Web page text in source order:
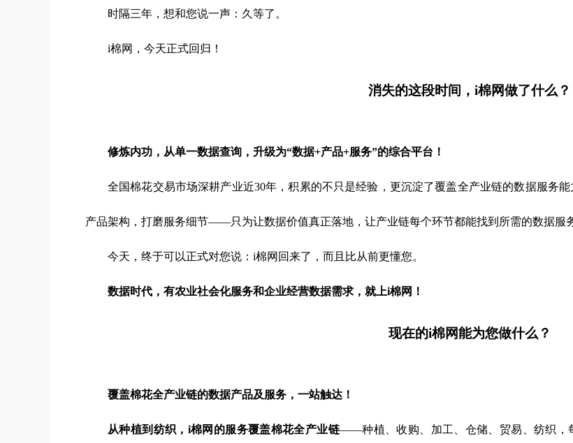
时隔三年，想和您说一声：久等了。
i棉网，今天正式回归！
消失的这段时间，i棉网做了什么？
修炼内功，从单一数据查询，升级为“数据+产品+服务”的综合平台！
全国棉花交易市场深耕产业近30年，积累的不只是经验，更沉淀了覆盖全产业链的数据服务
产品架构，打磨服务细节——只为让数据价值真正落地，让产业链每个环节都能找到所需的数据服
今天，终于可以正式对您说：i棉网回来了，而且比从前更懂您。
数据时代，有农业社会化服务和企业经营数据需求，就上i棉网！
现在的i棉网能为您做什么？
覆盖棉花全产业链的数据产品及服务，一站触达！
从种植到纺织，i棉网的服务覆盖棉花全产业链——种植、收购、加工、仓储、贸易、纺织，